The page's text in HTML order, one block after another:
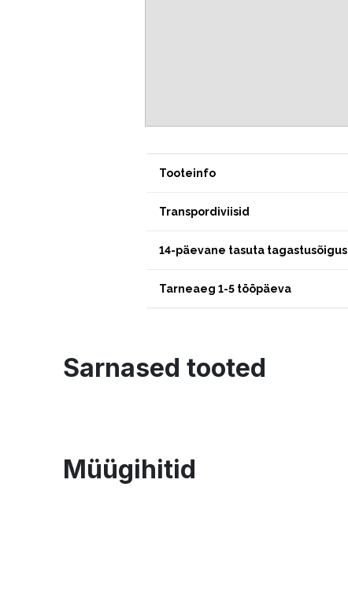
Tooteinfo
Transpordiviisid
14-päevane tasuta tagastusõigus
Tarneaeg 1-5 tööpäeva
Sarnased tooted
Müügihitid